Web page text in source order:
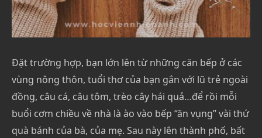
Đặt trường hợp, bạn lớn lên từ những căn bếp ở các
vùng nông thôn, tuổi thơ của bạn gắn với lũ trẻ ngoài
đồng, câu cá, câu tôm, trèo cây hái quả…để rồi mỗi
buổi cơm chiều về nhà là ào vào bếp “ăn vụng” vài thứ
quà bánh của bà, của mẹ. Sau này lên thành phố, bất